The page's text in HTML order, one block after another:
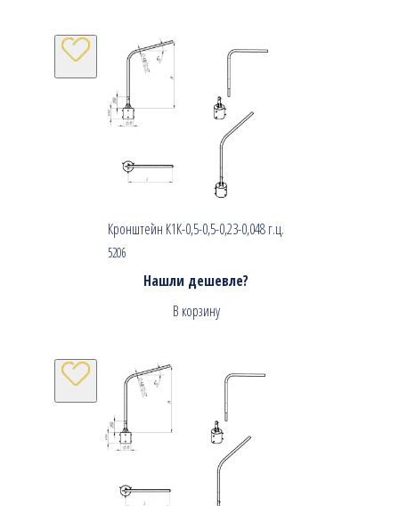
Кронштейн К1К-0,5-0,5-0,23-0,048 г.ц.
5206
Нашли дешевле?
В корзину